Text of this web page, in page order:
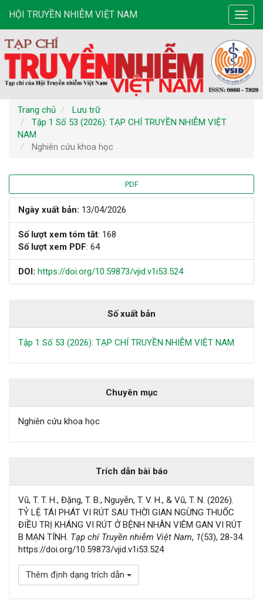
hướng
chính
Nội
dung
chính
Thanh
HỘI TRUYỀN NHIỄM VIỆT NAM
Trang chủ
Lưu trữ
Tập 1 Số 53 (2026): TẠP CHÍ TRUYỀN NHIỄM VIỆT
NAM
Nghiên cứu khoa học
bên
bài
viết
PDF
Ngày xuất bản: 13/04/2026
Số lượt xem tóm tắt: 168
Số lượt xem PDF: 64
DOI: https://doi.org/10.59873/vjid.v1i53.524
Số xuất bản
Tập 1 Số 53 (2026): TẠP CHÍ TRUYỀN NHIỄM VIỆT NAM
Chuyên mục
Nghiên cứu khoa học
Trích dẫn bài báo
Vũ, T. T. H., Đặng, T. B., Nguyễn, T. V. H., & Vũ, T. N. (2026).
TỶ LỆ TÁI PHÁT VI RÚT SAU THỜI GIAN NGỪNG THUỐC
ĐIỀU TRỊ KHÁNG VI RÚT Ở BỆNH NHÂN VIÊM GAN VI RÚT
B MẠN TÍNH. Tạp chí Truyền nhiễm Việt Nam, 1(53), 28-34.
https://doi.org/10.59873/vjid.v1i53.524
Thêm định dạng trích dẫn